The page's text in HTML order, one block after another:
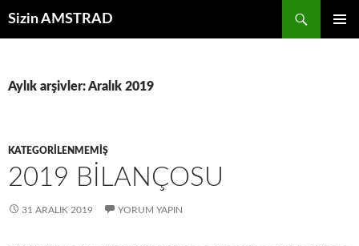
Sizin AMSTRAD
Aylık arşivler: Aralık 2019
KATEGORILENMEMIŞ
2019 BİLANÇOSU
31 ARALIK 2019 YORUM YAPIN